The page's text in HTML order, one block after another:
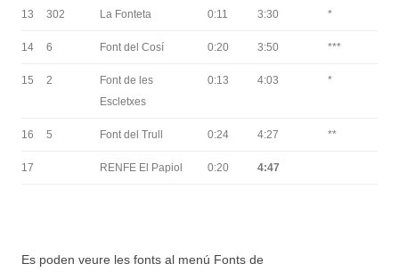
13 302 La Fonteta 0:11 3:30 *
14 6 Font del Cosí 0:20 3:50 ***
15 2
Font de les
Escletxes
0:13 4:03 *
16 5 Font del Trull 0:24 4:27 **
17 RENFE El Papiol 0:20 4:47
Es poden veure les fonts al menú Fonts de